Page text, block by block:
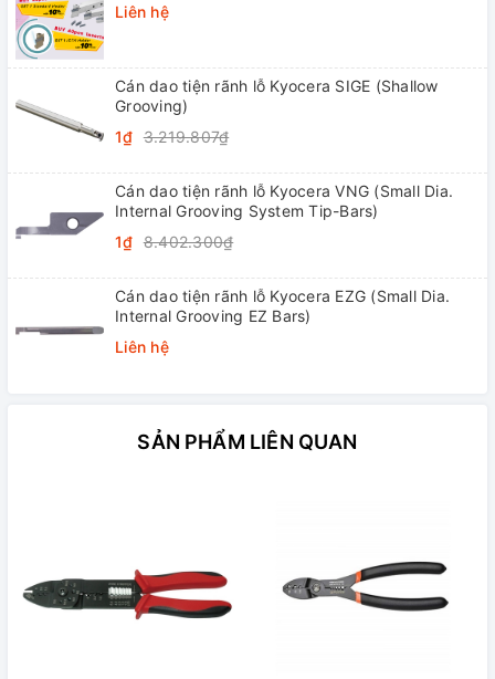
Liên hệ
Cán dao tiện rãnh lỗ Kyocera SIGE (Shallow
Grooving)
1₫ 3.219.807₫
Cán dao tiện rãnh lỗ Kyocera VNG (Small Dia.
Internal Grooving System Tip-Bars)
1₫ 8.402.300₫
Cán dao tiện rãnh lỗ Kyocera EZG (Small Dia.
Internal Grooving EZ Bars)
Liên hệ
SẢN PHẨM LIÊN QUAN